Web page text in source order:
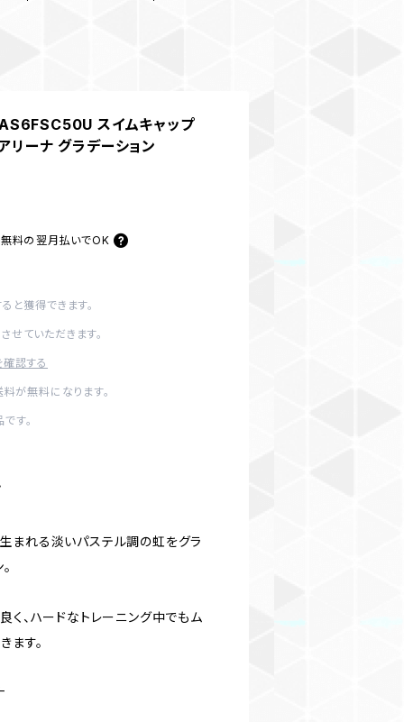
スイムキャップ
アリーナ グラデーション
料の 翌月払いでOK
と獲得できます。
せていただきます。
認する
が無料になります。
す。
まれる淡いパステル調の虹をグラ
く、ハードなトレーニング中でもム
ます。